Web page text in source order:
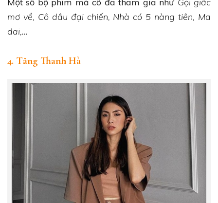
mơ về, Cô dâu đại chiến, Nhà có 5 nàng tiên, Ma
dai,…
4. Tăng Thanh Hà